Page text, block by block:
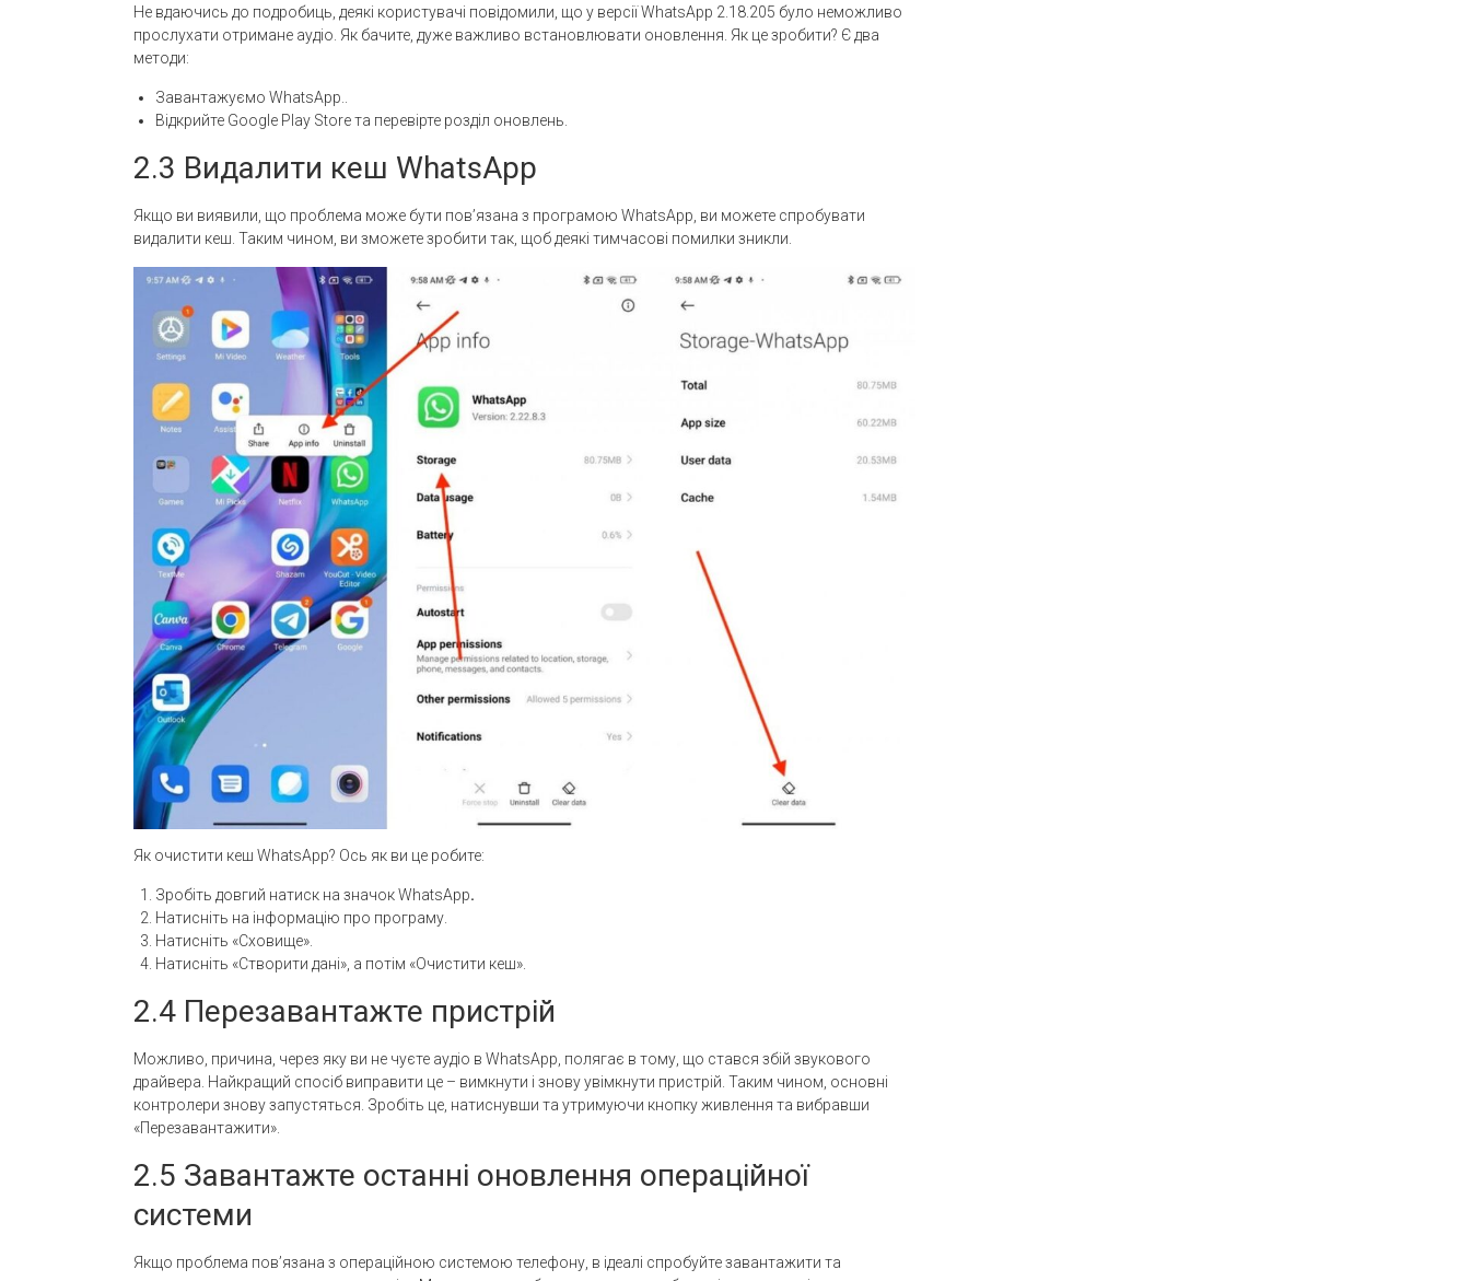
Не вдаючись до подробиць, деякі користувачі повідомили, що у версії WhatsApp 2.18.205 було неможливо
прослухати отримане аудіо. Як бачите, дуже важливо встановлювати оновлення. Як це зробити? Є два
методи:
Завантажуємо WhatsApp..
Відкрийте Google Play Store та перевірте розділ оновлень.
2.3 Видалити кеш WhatsApp
Якщо ви виявили, що проблема може бути пов’язана з програмою WhatsApp, ви можете спробувати
видалити кеш. Таким чином, ви зможете зробити так, щоб деякі тимчасові помилки зникли.
Як очистити кеш WhatsApp? Ось як ви це робите:
Зробіть довгий натиск на значок WhatsApp.
Натисніть на інформацію про програму.
Натисніть «Сховище».
Натисніть «Створити дані», а потім «Очистити кеш».
2.4 Перезавантажте пристрій
Можливо, причина, через яку ви не чуєте аудіо в WhatsApp, полягає в тому, що стався збій звукового
драйвера. Найкращий спосіб виправити це – вимкнути і знову увімкнути пристрій. Таким чином, основні
контролери знову запустяться. Зробіть це, натиснувши та утримуючи кнопку живлення та вибравши
«Перезавантажити».
2.5 Завантажте останні оновлення операційної
системи
Якщо проблема пов’язана з операційною системою телефону, в ідеалі спробуйте завантажити та